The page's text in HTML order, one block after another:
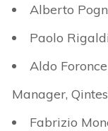
Alberto
Paolo
Aldo
Manager,
Fabrizio